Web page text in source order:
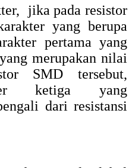
jika pada resistor
yang berupa
pertama yang
merupakan nilai
SMD tersebut,
ketiga yang
dari resistansi